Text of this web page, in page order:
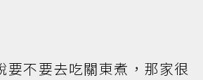
要不要去吃關東煮，那家很